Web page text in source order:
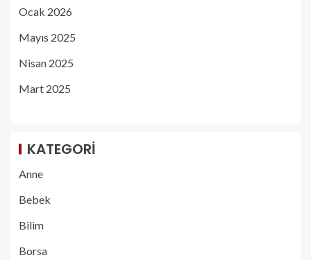
Ocak 2026
Mayıs 2025
Nisan 2025
Mart 2025
KATEGORI
Anne
Bebek
Bilim
Borsa